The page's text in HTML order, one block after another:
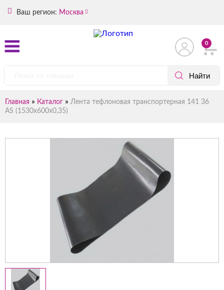
Ваш регион: Москва
0
Главная » Каталог » Лента тефлоновая транспортерная 141 36
AS (1530х600х0,35)